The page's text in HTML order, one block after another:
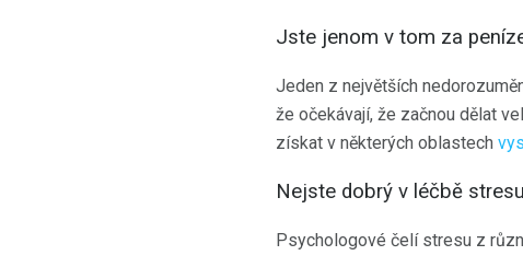
Jste jenom v tom za
Jeden z největších
že očekávají, že začnou dělat
získat v některých oblastech
Nejste dobrý v léčbě stresu
Psychologové čelí stresu z